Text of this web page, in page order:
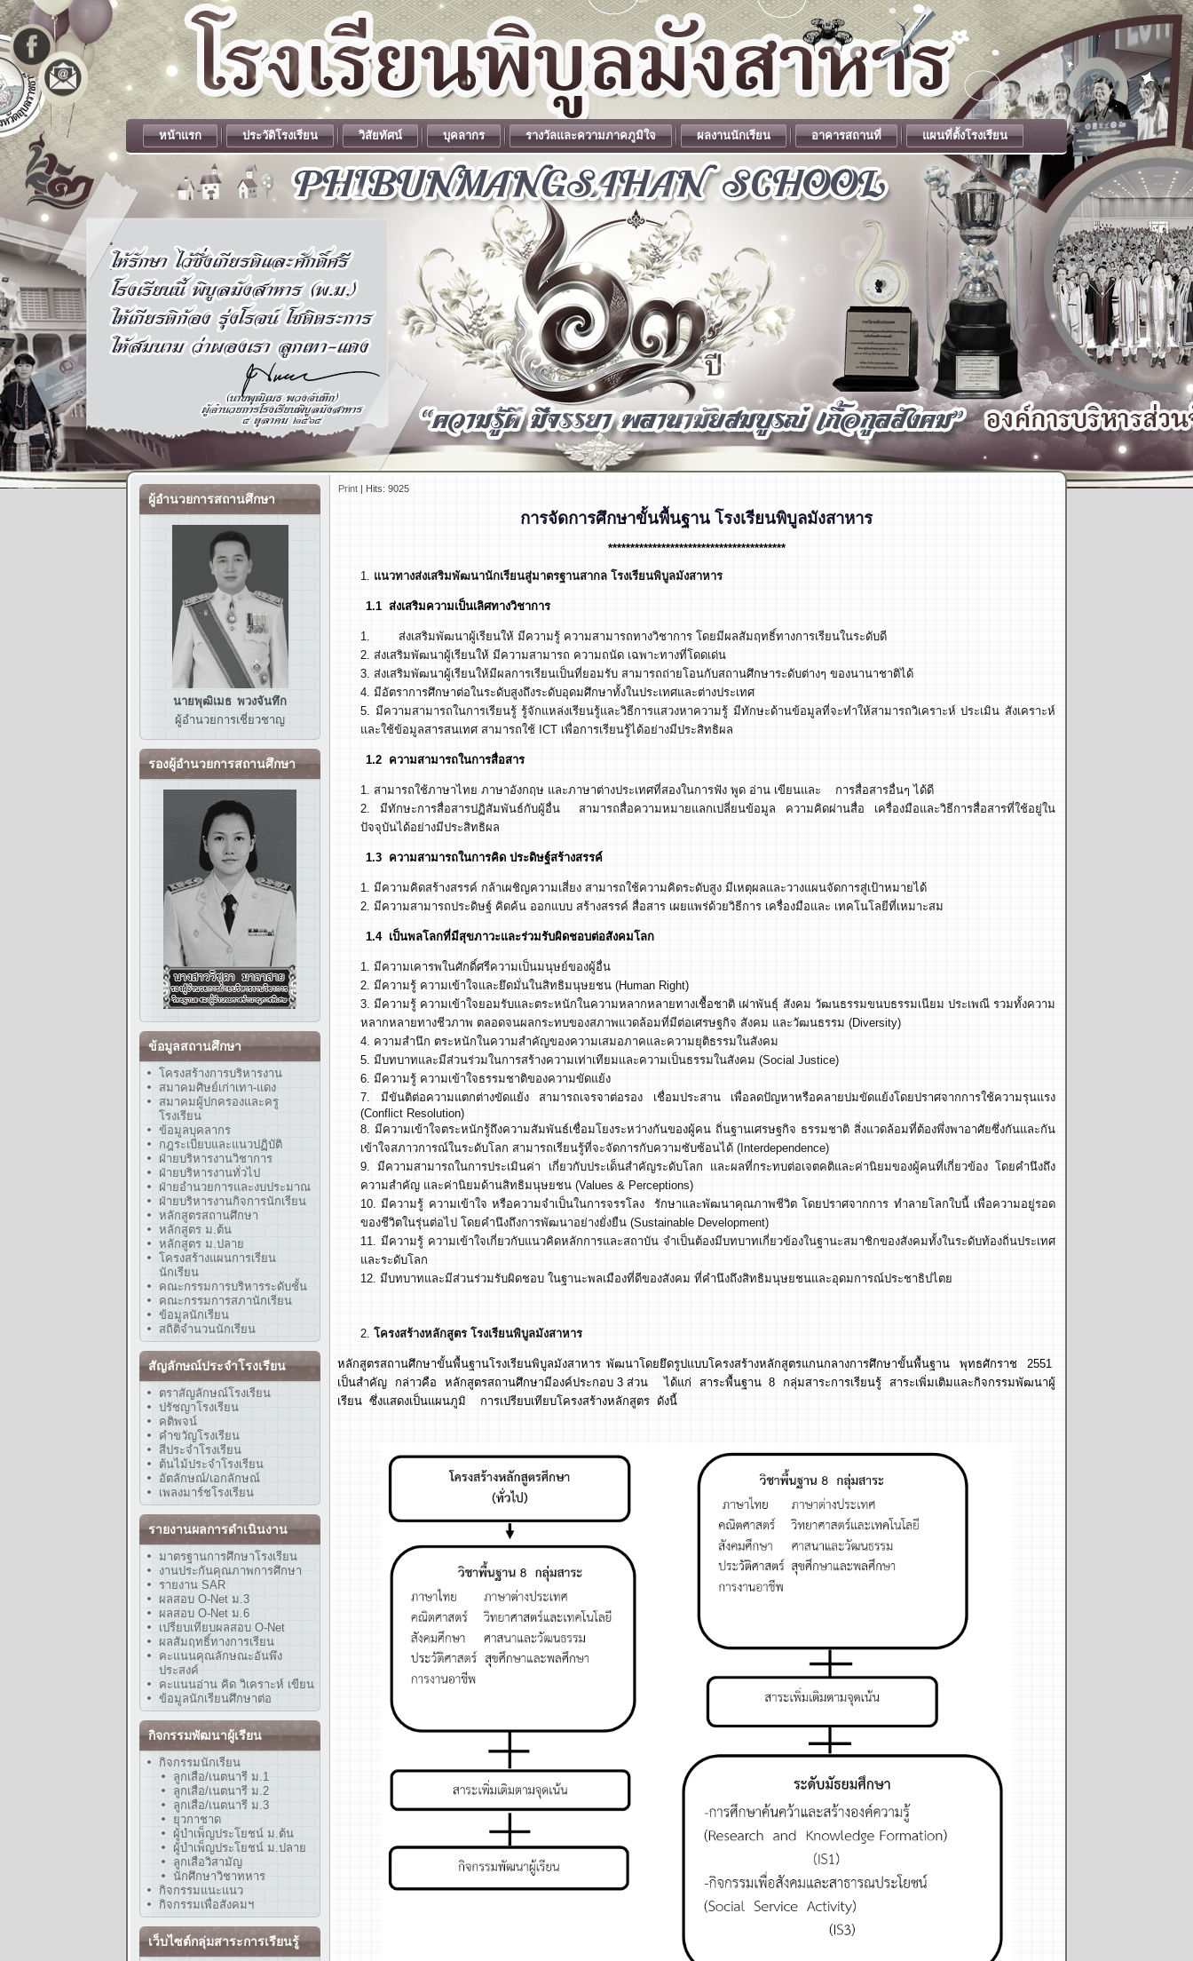
.
.
หน้าแรก ประวัติโรงเรียน วิสัยทัศน์ บุคลากร รางวัลและความภาคภูมิใจ ผลงานนักเรียน อาคารสถานที่ แผนที่ตั้งโรงเรียน
ผู้อำนวยการสถานศึกษา
นายพุฒิเมธ พวงจันทึก
ผู้อำนวยการเชี่ยวชาญ
รองผู้อำนวยการสถานศึกษา
ข้อมูลสถานศึกษา
โครงสร้างการบริหารงาน
สมาคมศิษย์เก่าเทา-แดง
สมาคมผู้ปกครองและครู
โรงเรียน
ข้อมูลบุคลากร
กฎระเบียบและแนวปฏิบัติ
ฝ่ายบริหารงานวิชาการ
ฝ่ายบริหารงานทั่วไป
ฝ่ายอำนวยการและงบประมาณ
ฝ่ายบริหารงานกิจการนักเรียน
หลักสูตรสถานศึกษา
หลักสูตร ม.ต้น
หลักสูตร ม.ปลาย
โครงสร้างแผนการเรียน
นักเรียน
คณะกรรมการบริหารระดับชั้น
คณะกรรมการสภานักเรียน
ข้อมูลนักเรียน
สถิติจำนวนนักเรียน
สัญลักษณ์ประจำโรงเรียน
ตราสัญลักษณ์โรงเรียน
ปรัชญาโรงเรียน
คติพจน์
คำขวัญโรงเรียน
สีประจำโรงเรียน
ต้นไม้ประจำโรงเรียน
อัตลักษณ์/เอกลักษณ์
เพลงมาร์ชโรงเรียน
รายงานผลการดำเนินงาน
มาตรฐานการศึกษาโรงเรียน
งานประกันคุณภาพการศึกษา
รายงาน SAR
ผลสอบ O-Net ม.3
ผลสอบ O-Net ม.6
เปรียบเทียบผลสอบ O-Net
ผลสัมฤทธิ์ทางการเรียน
คะแนนคุณลักษณะอันพึง
ประสงค์
คะแนนอ่าน คิด วิเคราะห์ เขียน
ข้อมูลนักเรียนศึกษาต่อ
กิจกรรมพัฒนาผู้เรียน
กิจกรรมนักเรียน
ลูกเสือ/เนตนารี ม.1
ลูกเสือ/เนตนารี ม.2
ลูกเสือ/เนตนารี ม.3
ยุวกาชาด
ผู้บำเพ็ญประโยชน์ ม.ต้น
ผู้บำเพ็ญประโยชน์ ม.ปลาย
ลูกเสือวิสามัญ
นักศึกษาวิชาทหาร
กิจกรรมแนะแนว
กิจกรรมเพื่อสังคมฯ
เว็บไซต์กลุ่มสาระการเรียนรู้
Print | Hits: 9025
การจัดการศึกษาขั้นพื้นฐาน โรงเรียนพิบูลมังสาหาร
****************************************
แนวทางส่งเสริมพัฒนานักเรียนสู่มาตรฐานสากล โรงเรียนพิบูลมังสาหาร
1.1 ส่งเสริมความเป็นเลิศทางวิชาการ
ส่งเสริมพัฒนาผู้เรียนให้ มีความรู้ ความสามารถทางวิชาการ โดยมีผลสัมฤทธิ์ทางการเรียนในระดับดี
ส่งเสริมพัฒนาผู้เรียนให้ มีความสามารถ ความถนัด เฉพาะทางที่โดดเด่น
ส่งเสริมพัฒนาผู้เรียนให้มีผลการเรียนเป็นที่ยอมรับ สามารถถ่ายโอนกับสถานศึกษาระดับต่างๆ ของนานาชาติได้
มีอัตราการศึกษาต่อในระดับสูงถึงระดับอุดมศึกษาทั้งในประเทศและต่างประเทศ
มีความสามารถในการเรียนรู้ รู้จักแหล่งเรียนรู้และวิธีการแสวงหาความรู้ มีทักษะด้านข้อมูลที่จะทำให้สามารถวิเคราะห์ ประเมิน สังเคราะห์
และใช้ข้อมูลสารสนเทศ สามารถใช้ ICT เพื่อการเรียนรู้ได้อย่างมีประสิทธิผล
1.2 ความสามารถในการสื่อสาร
สามารถใช้ภาษาไทย ภาษาอังกฤษ และภาษาต่างประเทศที่สองในการฟัง พูด อ่าน เขียนและ การสื่อสารอื่นๆ ได้ดี
มีทักษะการสื่อสารปฏิสัมพันธ์กับผู้อื่น สามารถสื่อความหมายแลกเปลี่ยนข้อมูล ความคิดผ่านสื่อ เครื่องมือและวิธีการสื่อสารที่ใช้อยู่ใน
ปัจจุบันได้อย่างมีประสิทธิผล
1.3 ความสามารถในการคิด ประดิษฐ์สร้างสรรค์
มีความคิดสร้างสรรค์ กล้าเผชิญความเสี่ยง สามารถใช้ความคิดระดับสูง มีเหตุผลและวางแผนจัดการสู่เป้าหมายได้
มีความสามารถประดิษฐ์ คิดค้น ออกแบบ สร้างสรรค์ สื่อสาร เผยแพร่ด้วยวิธีการ เครื่องมือและ เทคโนโลยีที่เหมาะสม
1.4 เป็นพลโลกที่มีสุขภาวะและร่วมรับผิดชอบต่อสังคมโลก
มีความเคารพในศักดิ์ศรีความเป็นมนุษย์ของผู้อื่น
มีความรู้ ความเข้าใจและยึดมั่นในสิทธิมนุษยชน (Human Right)
มีความรู้ ความเข้าใจยอมรับและตระหนักในความหลากหลายทางเชื้อชาติ เผ่าพันธุ์ สังคม วัฒนธรรมขนบธรรมเนียม ประเพณี รวมทั้งความ
หลากหลายทางชีวภาพ ตลอดจนผลกระทบของสภาพแวดล้อมที่มีต่อเศรษฐกิจ สังคม และวัฒนธรรม (Diversity)
ความสำนึก ตระหนักในความสำคัญของความเสมอภาคและความยุติธรรมในสังคม
มีบทบาทและมีส่วนร่วมในการสร้างความเท่าเทียมและความเป็นธรรมในสังคม (Social Justice)
มีความรู้ ความเข้าใจธรรมชาติของความขัดแย้ง
มีขันติต่อความแตกต่างขัดแย้ง สามารถเจรจาต่อรอง เชื่อมประสาน เพื่อลดปัญหาหรือคลายปมขัดแย้งโดยปราศจากการใช้ความรุนแรง
(Conflict Resolution)
มีความเข้าใจตระหนักรู้ถึงความสัมพันธ์เชื่อมโยงระหว่างกันของผู้คน ถิ่นฐานเศรษฐกิจ ธรรมชาติ สิ่งแวดล้อมที่ต้องพึ่งพาอาศัยซึ่งกันและกัน
เข้าใจสภาวการณ์ในระดับโลก สามารถเรียนรู้ที่จะจัดการกับความซับซ้อนได้ (Interdependence)
มีความสามารถในการประเมินค่า เกี่ยวกับประเด็นสำคัญระดับโลก และผลที่กระทบต่อเจตคติและค่านิยมของผู้คนที่เกี่ยวข้อง โดยคำนึงถึง
ความสำคัญ และค่านิยมด้านสิทธิมนุษยชน (Values & Perceptions)
มีความรู้ ความเข้าใจ หรือความจำเป็นในการจรรโลง รักษาและพัฒนาคุณภาพชีวิต โดยปราศจากการ ทำลายโลกใบนี้ เพื่อความอยู่รอด
ของชีวิตในรุ่นต่อไป โดยคำนึงถึงการพัฒนาอย่างยั่งยืน (Sustainable Development)
มีความรู้ ความเข้าใจเกี่ยวกับแนวคิดหลักการและสถาบัน จำเป็นต้องมีบทบาทเกี่ยวข้องในฐานะสมาชิกของสังคมทั้งในระดับท้องถิ่นประเทศ
และระดับโลก
มีบทบาทและมีส่วนร่วมรับผิดชอบ ในฐานะพลเมืองที่ดีของสังคม ที่คำนึงถึงสิทธิมนุษยชนและอุดมการณ์ประชาธิปไตย
โครงสร้างหลักสูตร โรงเรียนพิบูลมังสาหาร
หลักสูตรสถานศึกษาขั้นพื้นฐานโรงเรียนพิบูลมังสาหาร พัฒนาโดยยึดรูปแบบโครงสร้างหลักสูตรแกนกลางการศึกษาขั้นพื้นฐาน พุทธศักราช 2551
เป็นสำคัญ กล่าวคือ หลักสูตรสถานศึกษามีองค์ประกอบ 3 ส่วน ได้แก่ สาระพื้นฐาน 8 กลุ่มสาระการเรียนรู้ สาระเพิ่มเติมและกิจกรรมพัฒนาผู้
เรียน ซึ่งแสดงเป็นแผนภูมิ การเปรียบเทียบโครงสร้างหลักสูตร ดังนี้